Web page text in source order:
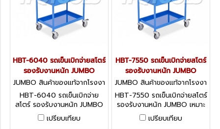
HBT-6040 รถเข็นเบิกจ่ายสโตร์
รองรับงานหนัก JUMBO
JUMBO สินค้าของแท้จากโรงงา
นผู้ผลิต HBT-6040
HBT-6040 รถเข็นเบิกจ่าย
สโตร์ รองรับงานหนัก JUMBO
เหมาะสำหรับงานจัดเรียงหรือ
งานเบิกจ่ายสินค้า
เปรียบเทียบ
HBT-7550 รถเข็นเบิกจ่ายสโตร์
รองรับงานหนัก JUMBO
JUMBO สินค้าของแท้จากโรงงา
นผู้ผลิต HBT-7550
HBT-7550 รถเข็นเบิกจ่ายสโตร์
รองรับงานหนัก JUMBO เหมาะ
สำหรับงานจัดเรียงหรืองานเบิก
จ่ายสินค้า
เปรียบเทียบ